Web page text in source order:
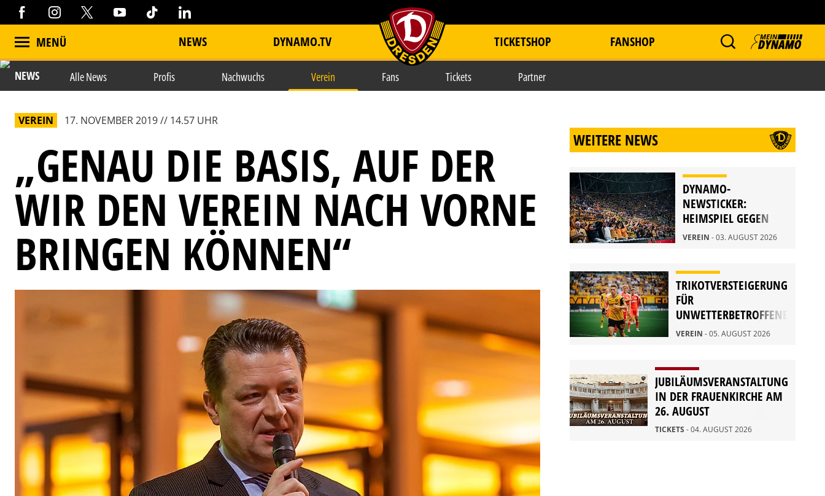
MENÜ NEWS DYNAMO.TV item.title TICKETSHOP FANSHOP
NEWS Alle News Profis Nachwuchs Verein Fans Tickets Partner
VEREIN 17. NOVEMBER 2019 // 14.57 UHR
„GENAU DIE BASIS, AUF DER
WIR DEN VEREIN NACH VORNE
BRINGEN KÖNNEN“
WEITERE NEWS
DYNAMO-
NEWSTICKER:
HEIMSPIEL GEGEN
DARMSTADT
VEREIN - 03. AUGUST 2026
TRIKOTVERSTEIGERUNG
FÜR
UNWETTERBETROFFENE
IN RATHEN
VEREIN - 05. AUGUST 2026
JUBILÄUMSVERANSTALTUNG
IN DER FRAUENKIRCHE AM
26. AUGUST
TICKETS - 04. AUGUST 2026